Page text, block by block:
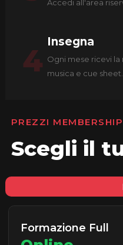
Accedi all'area
4
Insegna
Ogni mese ricevi la
musica e cue
PREZZI MEMBERSHIP
Scegli il
Formazione Full